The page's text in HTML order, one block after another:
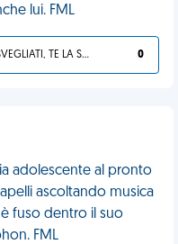
lui. FML
SVEGLIATI, TE LA SEI CERCATA! 0
adolescente al pronto
ascoltando musica
fuso dentro il suo
FML